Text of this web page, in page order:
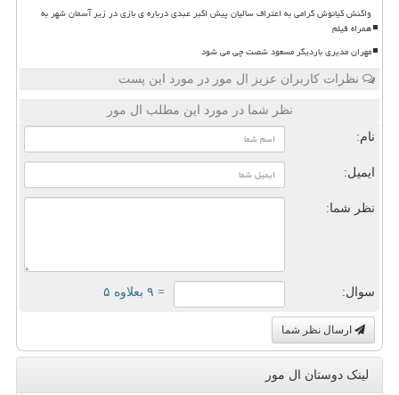
واکنش کیانوش گرامی به اعتراف سالیان پیش اکبر عبدی درباره ی بازی در زیر آسمان شهر به
همراه فیلم
مهران مدیری باردیگر مسعود شصت چی می شود
نظرات کاربران عزیز ال مور در مورد این پست
نظر شما در مورد این مطلب ال مور
نام:
ایمیل:
نظر شما:
سوال: = ۹ بعلاوه ۵
ارسال نظر شما
لینک دوستان ال مور